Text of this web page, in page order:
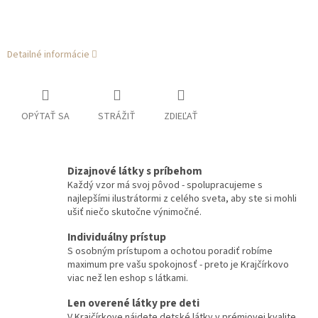
Detailné informácie
OPÝTAŤ SA STRÁŽIŤ ZDIEĽAŤ
Dizajnové látky s príbehom
Každý vzor má svoj pôvod - spolupracujeme s
najlepšími ilustrátormi z celého sveta, aby ste si mohli
ušiť niečo skutočne výnimočné.
Individuálny prístup
S osobným prístupom a ochotou poradiť robíme
maximum pre vašu spokojnosť - preto je Krajčírkovo
viac než len eshop s látkami.
Len overené látky pre deti